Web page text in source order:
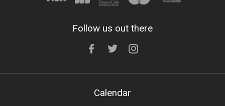
Follow us out there
Calendar